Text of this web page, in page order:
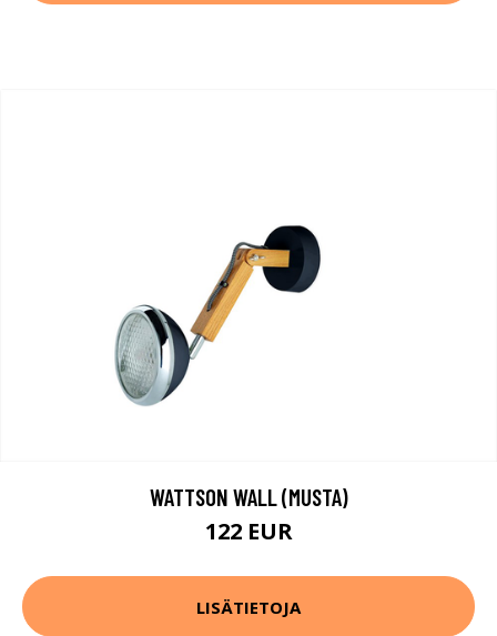
WATTSON WALL (MUSTA)
122 EUR
LISÄTIETOJA